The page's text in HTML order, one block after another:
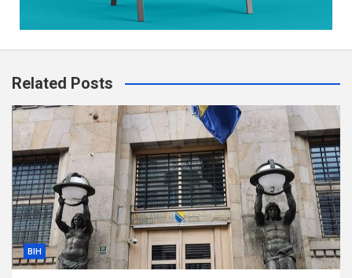
Related Posts
BIH